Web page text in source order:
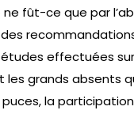
fût-ce que par
effectuées
les grands absents
puces, la